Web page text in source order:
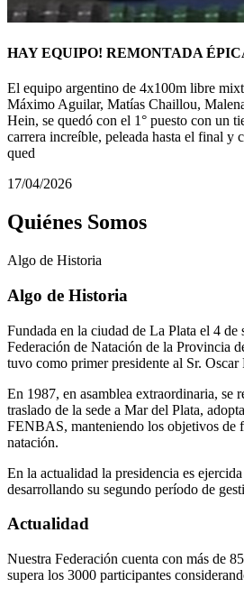
HAY EQUIPO! REMONTADA
El equipo argentino de 4x100m libre
Máximo Aguilar, Matías Chaillou,
Hein, se quedó con el 1° puesto con un
carrera increíble, peleada hasta el final y
qued
17/04/2026
Quiénes Somos
Algo de Historia
Algo de Historia
Fundada en la ciudad de La Plata el 4 de
Federación de Natación de la Provincia
tuvo como primer presidente al Sr. Oscar
En 1987, en asamblea extraordinaria, se
traslado de la sede a Mar del Plata,
FENBAS, manteniendo los objetivos de
natación.
En la actualidad la presidencia es
desarrollando su segundo período de
Actualidad
Nuestra Federación cuenta con más de
supera los 3000 participantes